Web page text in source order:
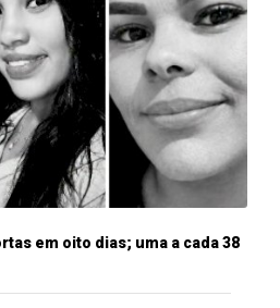
em oito dias; uma a cada 38